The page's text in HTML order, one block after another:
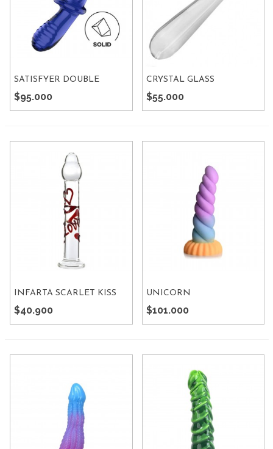
SATISFYER DOUBLE
CRYSTAL
$95.000
CRYSTAL GLASS
$55.000
INFARTA SCARLET KISS
$40.900
UNICORN
$101.000